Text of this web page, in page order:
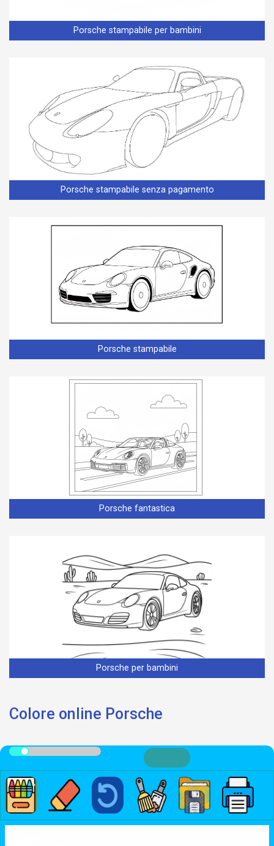
Porsche stampabile per bambini
Porsche stampabile senza pagamento
Porsche stampabile
Porsche fantastica
Porsche per bambini
Colore online Porsche